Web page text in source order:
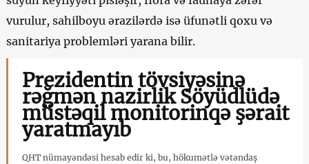
vurulur, sahilboyu ərazilərdə isə üfunətli qoxu və
sanitariya problemləri yarana bilir.
Prezidentin tövsiyəsinə
rəğmən nazirlik Söyüdlüdə
müstəqil monitorinqə şərait
yaratmayıb
QHT nümayəndəsi hesab edir ki, bu, hökumətlə vətəndaş